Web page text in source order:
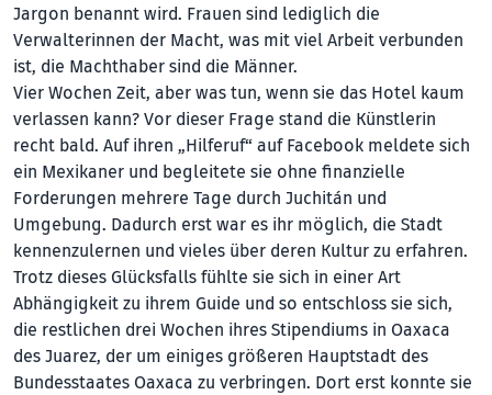
Jargon benannt wird. Frauen sind lediglich die
Verwalterinnen der Macht, was mit viel Arbeit verbunden
ist, die Machthaber sind die Männer.
Vier Wochen Zeit, aber was tun, wenn sie das Hotel kaum
verlassen kann? Vor dieser Frage stand die Künstlerin
recht bald. Auf ihren „Hilferuf“ auf Facebook meldete sich
ein Mexikaner und begleitete sie ohne finanzielle
Forderungen mehrere Tage durch Juchitán und
Umgebung. Dadurch erst war es ihr möglich, die Stadt
kennenzulernen und vieles über deren Kultur zu erfahren.
Trotz dieses Glücksfalls fühlte sie sich in einer Art
Abhängigkeit zu ihrem Guide und so entschloss sie sich,
die restlichen drei Wochen ihres Stipendiums in Oaxaca
des Juarez, der um einiges größeren Hauptstadt des
Bundesstaates Oaxaca zu verbringen. Dort erst konnte sie